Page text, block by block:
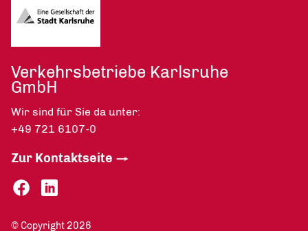
Verkehrsbetriebe Karlsruhe
GmbH
Wir sind für Sie da unter:
+49 721 6107-0
Zur Kontaktseite
© Copyright 2026